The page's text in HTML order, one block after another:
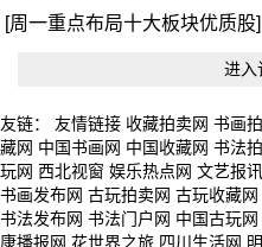
[周一重点布局十大板块优质股]
进入
友链： 友情链接 收藏拍卖网 书画
藏网 中国书画网 中国收藏网 书法
玩网 西北视窗 娱乐热点网 文艺报
书画发布网 古玩拍卖网 古玩收藏网
书法发布网 书法门户网 中国古玩网
康播报网 花世界之旅 四川生活网